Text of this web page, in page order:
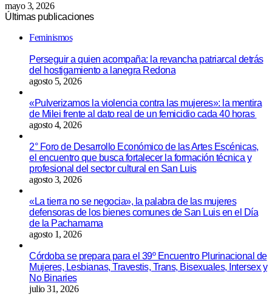
mayo 3, 2026
Últimas publicaciones
Feminismos
Perseguir a quien acompaña: la revancha patriarcal detrás
del hostigamiento a lanegra Redona
agosto 5, 2026
«Pulverizamos la violencia contra las mujeres»: la mentira
de Milei frente al dato real de un femicidio cada 40 horas
agosto 4, 2026
2° Foro de Desarrollo Económico de las Artes Escénicas,
el encuentro que busca fortalecer la formación técnica y
profesional del sector cultural en San Luis
agosto 3, 2026
«La tierra no se negocia», la palabra de las mujeres
defensoras de los bienes comunes de San Luis en el Día
de la Pachamama
agosto 1, 2026
Córdoba se prepara para el 39º Encuentro Plurinacional de
Mujeres, Lesbianas, Travestis, Trans, Bisexuales, Intersex y
No Binaries
julio 31, 2026